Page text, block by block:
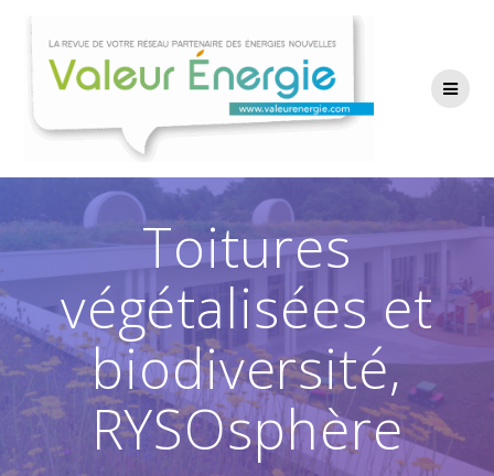
contenu
Toitures
végétalisées et
biodiversité,
RYSOsphère